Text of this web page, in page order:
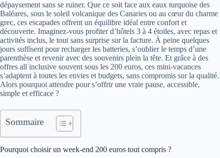
dépaysement sans se ruiner. Que ce soit face aux eaux turquoise des
Baléares, sous le soleil volcanique des Canaries ou au cœur du charme
grec, ces escapades offrent un équilibre idéal entre confort et
découverte. Imaginez-vous profiter d’hôtels 3 à 4 étoiles, avec repas et
activités inclus, le tout sans surprise sur la facture. À peine quelques
jours suffisent pour recharger les batteries, s’oublier le temps d’une
parenthèse et revenir avec des souvenirs plein la tête. Et grâce à des
offres all inclusive souvent sous les 200 euros, ces mini-vacances
s’adaptent à toutes les envies et budgets, sans compromis sur la qualité.
Alors pourquoi attendre pour s’offrir une vraie pause, accessible,
simple et efficace ?
Sommaire
Pourquoi choisir un week-end 200 euros tout compris ?